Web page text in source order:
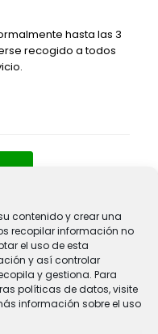
contenido y crear una
recopilar información no
el uso de esta
y así controlar
y gestiona. Para
políticas de datos, visite
información sobre el uso
hasta las 3
recogido a todos
ESCOLAR →